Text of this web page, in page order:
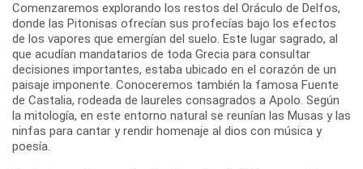
Comenzaremos explorando los restos del Oráculo de Delfos,
donde las Pitonisas ofrecían sus profecías bajo los efectos
de los vapores que emergían del suelo. Este lugar sagrado, al
que acudían mandatarios de toda Grecia para consultar
decisiones importantes, estaba ubicado en el corazón de un
paisaje imponente. Conoceremos también la famosa Fuente
de Castalia, rodeada de laureles consagrados a Apolo. Según
la mitología, en este entorno natural se reunían las Musas y las
ninfas para cantar y rendir homenaje al dios con música y
poesía.